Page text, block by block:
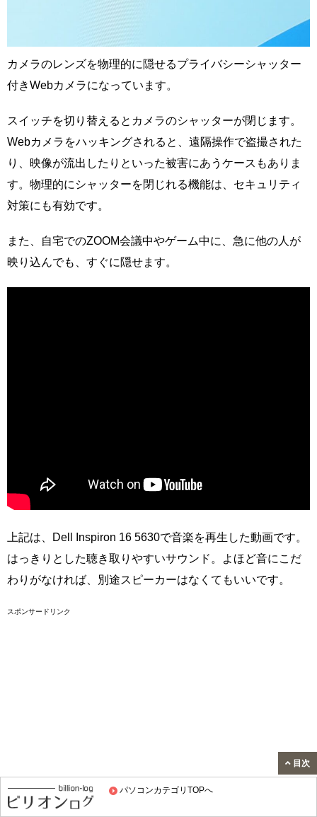
パソコンカテゴリTOPへ
カメラのレンズを物理的に隠せるプライバシーシャッター
付きWebカメラになっています。
スイッチを切り替えるとカメラのシャッターが閉じます。
Webカメラをハッキングされると、遠隔操作で盗撮された
り、映像が流出したりといった被害にあうケースもありま
す。物理的にシャッターを閉じれる機能は、セキュリティ
対策にも有効です。
また、自宅でのZOOM会議中やゲーム中に、急に他の人が
映り込んでも、すぐに隠せます。
上記は、Dell Inspiron 16 5630で音楽を再生した動画です。
はっきりとした聴き取りやすいサウンド。よほど音にこだ
わりがなければ、別途スピーカーはなくてもいいです。
スポンサードリンク
目次